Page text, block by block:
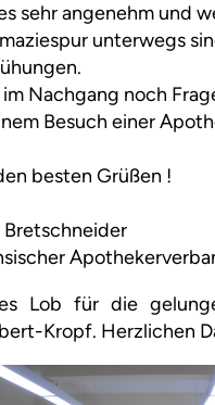
sehr angenehm und
unterwegs
im Nachgang noch
Besuch einer
besten Grüßen !
Bretschneider
Lob für die
Kropf. Herzlichen